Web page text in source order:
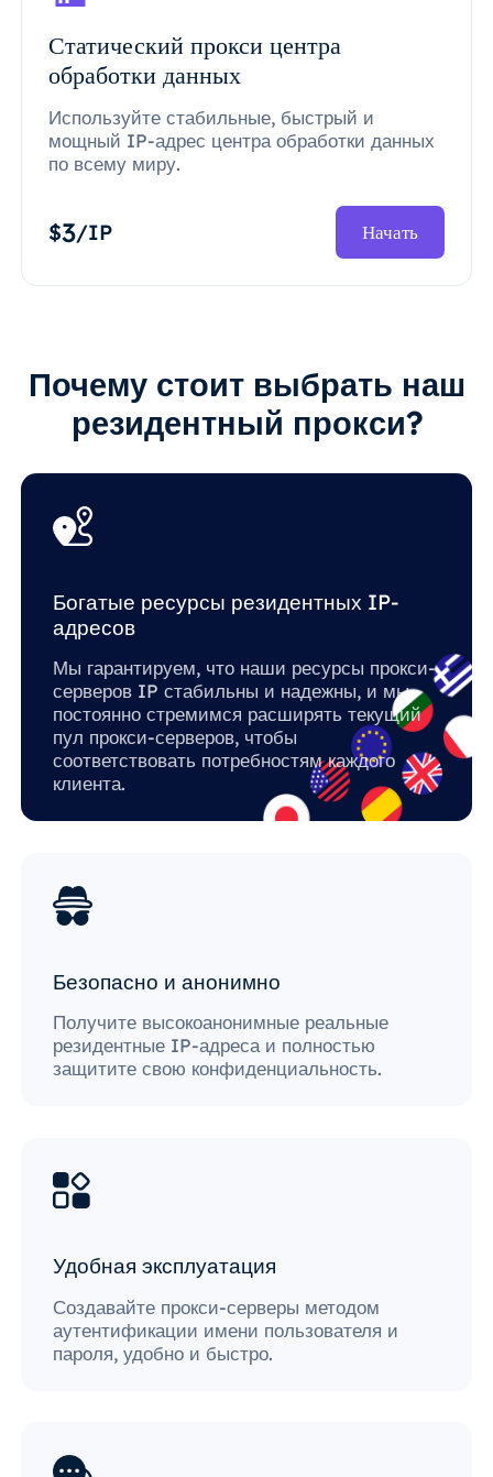
Статический прокси центра
обработки данных
Используйте стабильные, быстрый и
мощный IP-адрес центра обработки данных
по всему миру.
$3/IP Начать
Почему стоит выбрать наш
резидентный прокси?
Богатые ресурсы резидентных IP-
адресов
Мы гарантируем, что наши ресурсы прокси-
серверов IP стабильны и надежны, и мы
постоянно стремимся расширять текущий
пул прокси-серверов, чтобы
соответствовать потребностям каждого
клиента.
Безопасно и анонимно
Получите высокоанонимные реальные
резидентные IP-адреса и полностью
защитите свою конфиденциальность.
Удобная эксплуатация
Создавайте прокси-серверы методом
аутентификации имени пользователя и
пароля, удобно и быстро.